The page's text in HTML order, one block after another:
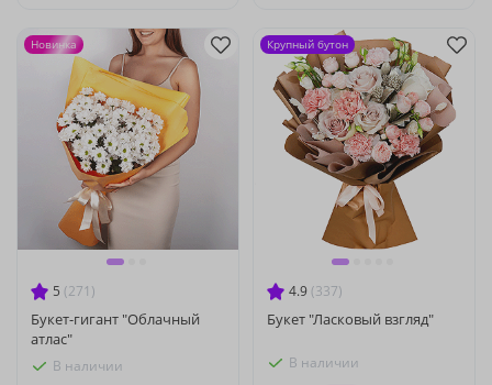
5 (271)
Букет-гигант "Облачный
атлас"
В наличии
Новинка
4.9 (337)
Букет "Ласковый взгляд"
В наличии
Крупный бутон